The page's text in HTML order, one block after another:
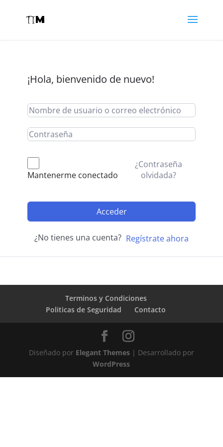
¡Hola, bienvenido de nuevo!
Mantenerme conectado
¿Contraseña
olvidada?
Acceder
¿No tienes una cuenta? Regístrate ahora
Terminos y Condiciones
Politicas de Seguridad
Contacto
Diseñado por Elegant Themes| Desarrollado por
WordPress